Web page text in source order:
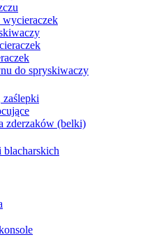
do spryskiwaczy
zderzaków (belki)
blacharskich